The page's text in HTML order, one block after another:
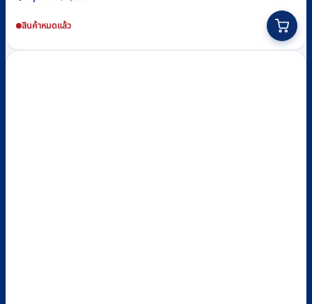
price
was:
price
is:สินค้าหมดแล้ว